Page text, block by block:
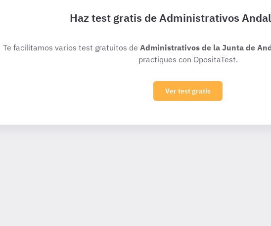
Haz test gratis de Administrativos
Te facilitamos varios test gratuitos de Administrativos de la Junta de
practiques con OpositaTest.
Ver test gratis